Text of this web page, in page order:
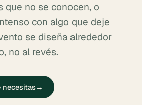
que no se conocen, o
con algo que deje
se diseña alrededor
no al revés.
necesitas→